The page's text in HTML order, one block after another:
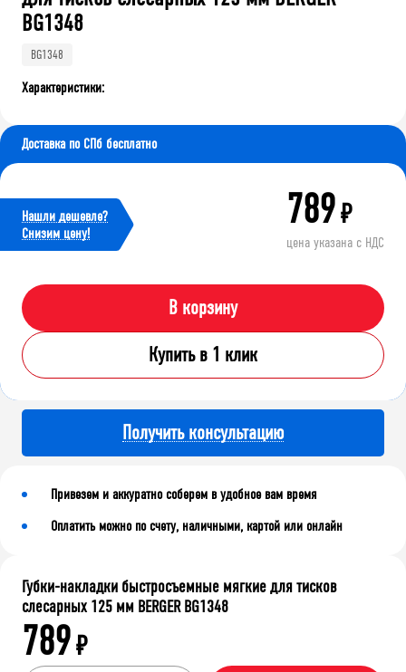
BG1348
BG1348
Характеристики:
Доставка по СПб бесплатно
Нашли дешевле?
Cнизим цену!
789₽
цена указана с НДС
В корзину
Купить в 1 клик
Получить консультацию
Привезем и аккуратно соберем в удобное вам время
Оплатить можно по счету, наличными, картой или онлайн
Губки-накладки быстросъемные мягкие для тисков
слесарных 125 мм BERGER BG1348
789₽